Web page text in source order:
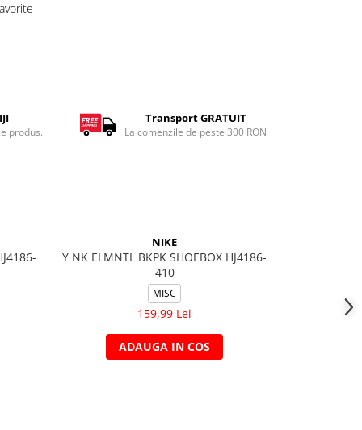
produs.
Transport GRATUIT
La comenzile de peste 300 RON
NIKE
Y NK ELMNTL BKPK SHOEBOX HJ4186-
410
MISC
159,99 Lei
ADAUGA IN COS